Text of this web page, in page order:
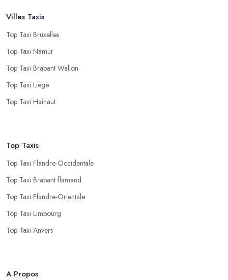
Villes Taxis
Top Taxi Bruxelles
Top Taxi Namur
Top Taxi Brabant Wallon
Top Taxi Liege
Top Taxi Hainaut
Top Taxis
Top Taxi Flandre-Occidentale
Top Taxi Brabant flamand
Top Taxi Flandre-Orientale
Top Taxi Limbourg
Top Taxi Anvers
A Propos